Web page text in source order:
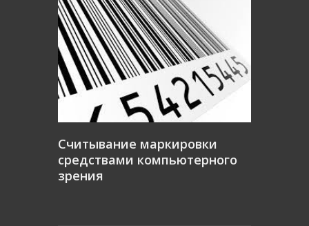
Считывание маркировки
средствами компьютерного
зрения